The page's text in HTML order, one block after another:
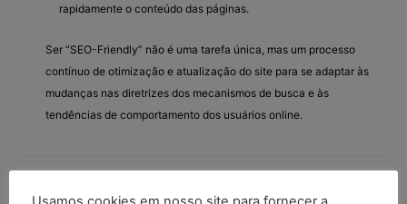
rapidamente o conteúdo das páginas.
Ser “SEO-Friendly” não é uma tarefa única, mas um processo
contínuo de otimização e atualização do site para se adaptar às
mudanças nas diretrizes dos mecanismos de busca e às
tendências de comportamento dos usuários online.